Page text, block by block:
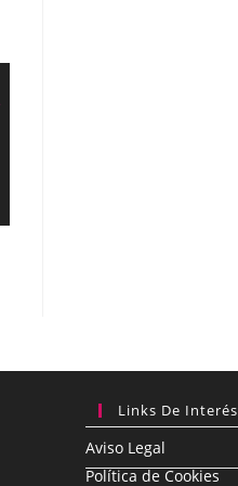
Links De Interés
Aviso Legal
Política de Cookies